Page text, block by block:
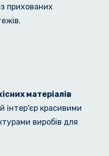
прихованих
матеріалів
інтер'єр красивими
виробів для